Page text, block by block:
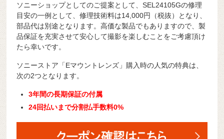
ソニーショップとしてのご提案として、SEL24105Gの修理
目安の一例として、修理技術料は14,000円（税抜）となり、
部品代は別途となります。高価な製品でもありますので、製
品保証を充実させて安心して撮影を楽しむことをご考慮頂け
たら幸いです。
ソニーストア「Eマウントレンズ」購入時の人気の特典は、
次の2つとなります。
3年間の長期保証の付属
24回払いまで分割払手数料0%